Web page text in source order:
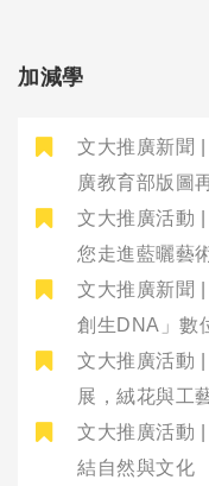
加減學
文大推廣新聞
廣教育部版圖
文大推廣活動
您走進藍曬藝
文大推廣新聞
創生DNA」數
文大推廣活動
展，絨花與工
文大推廣活動
結自然與文化